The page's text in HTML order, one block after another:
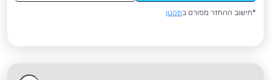
*חישוב ההחזר מפורט בתקנון